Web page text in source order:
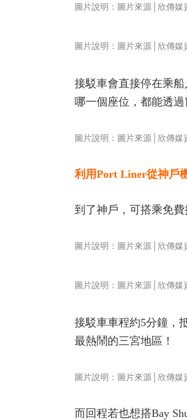
圖片說明：圖片來源│欣傳媒
圖片說明：圖片來源│欣傳媒
接駁車會直接停在乘
哪一個座位，都能透
圖片說明：圖片來源│欣傳媒
利用Port Liner從神戶
到了神戶，可搭乘免費
圖片說明：圖片來源│欣傳媒
圖片說明：圖片來源│欣傳媒
接駁車車程約5分鐘，
最熱鬧的三宮地區！
圖片說明：圖片來源│欣傳媒
而回程若也想搭Bay